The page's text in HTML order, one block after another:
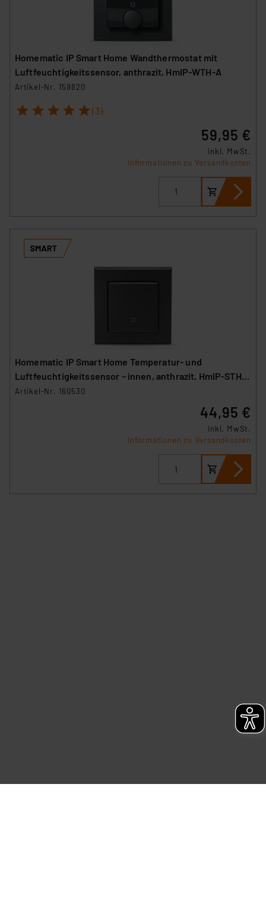
Homematic IP Smart Home Wandthermostat mit
Luftfeuchtigkeitssensor, anthrazit, HmIP-WTH-A
Artikel-Nr. 159820
1 2 3 4 5 (3)
59,95 €
inkl. MwSt.
Informationen zu Versandkosten
Homematic IP Smart Home Temperatur- und
Luftfeuchtigkeitssensor – innen, anthrazit, HmIP-STH-
A
Artikel-Nr. 160530
44,95 €
inkl. MwSt.
Informationen zu Versandkosten